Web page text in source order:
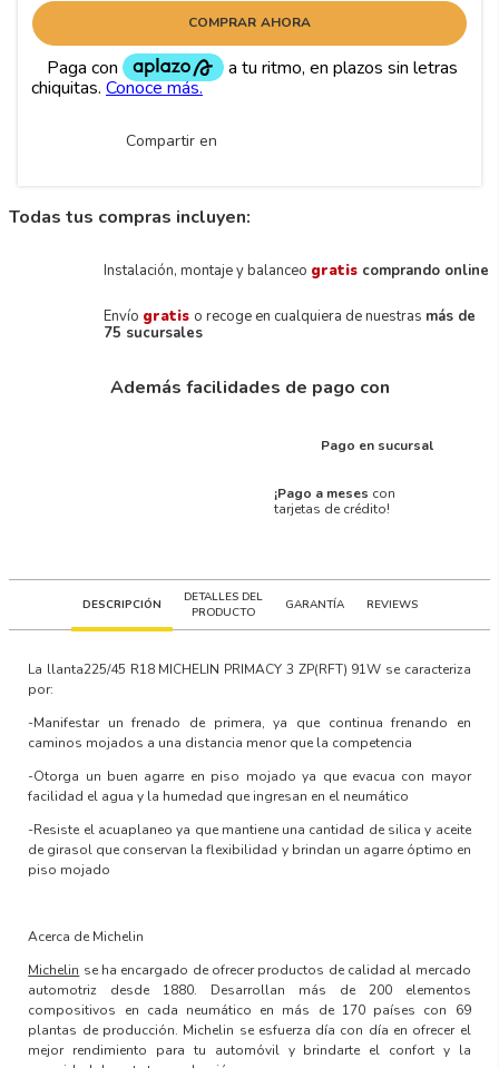
COMPRAR AHORA
Compartir en
Todas tus compras incluyen:
Instalación, montaje y balanceo gratis comprando online
Envío gratis o recoge en cualquiera de nuestras más de
75 sucursales
Además facilidades de pago con
Pago en sucursal
¡Pago a meses con
tarjetas de crédito!
DESCRIPCIÓN
DETALLES DEL
PRODUCTO
GARANTÍA REVIEWS
La llanta225/45 R18 MICHELIN PRIMACY 3 ZP(RFT) 91W se caracteriza
por:
-Manifestar un frenado de primera, ya que continua frenando en
caminos mojados a una distancia menor que la competencia
-Otorga un buen agarre en piso mojado ya que evacua con mayor
facilidad el agua y la humedad que ingresan en el neumático
-Resiste el acuaplaneo ya que mantiene una cantidad de silica y aceite
de girasol que conservan la flexibilidad y brindan un agarre óptimo en
piso mojado
Acerca de Michelin
Michelin se ha encargado de ofrecer productos de calidad al mercado
automotriz desde 1880. Desarrollan más de 200 elementos
compositivos en cada neumático en más de 170 países con 69
plantas de producción. Michelin se esfuerza día con día en ofrecer el
mejor rendimiento para tu automóvil y brindarte el confort y la